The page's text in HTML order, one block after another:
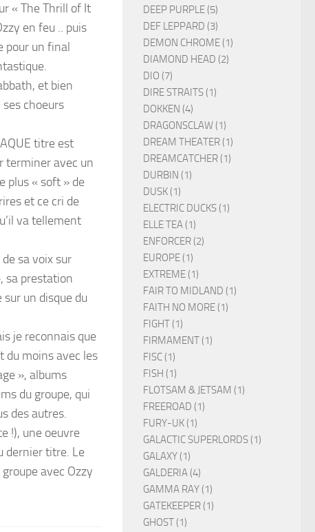
« The Thrill of It
en feu .. puis
pour un final
et bien
choeurs
titre est
terminer avec un
plus « soft » de
et ce cri de
va tellement
sa voix sur
sa prestation
un disque du
je reconnais que
du moins avec les
», albums
du groupe, qui
des autres.
!), une oeuvre
dernier titre. Le
avec Ozzy
DEEP PURPLE (5)
DEF LEPPARD (3)
DEMON CHROME (1)
DIAMOND HEAD (2)
DIO (7)
DIRE STRAITS (1)
DOKKEN (4)
DRAGONSCLAW (1)
DREAM THEATER (1)
DREAMCATCHER (1)
DURBIN (1)
DUSK (1)
ELECTRIC DUCKS (1)
ELLE TEA (1)
ENFORCER (2)
EUROPE (1)
EXTREME (1)
FAIR TO MIDLAND (1)
FAITH NO MORE (1)
FIGHT (1)
FIRMAMENT (1)
FISC (1)
FISH (1)
FLOTSAM & JETSAM (1)
FREEROAD (1)
FURY-UK (1)
GALACTIC SUPERLORDS (1)
GALAXY (1)
GALDERIA (4)
GAMMA RAY (1)
GATEKEEPER (1)
GHOST (1)